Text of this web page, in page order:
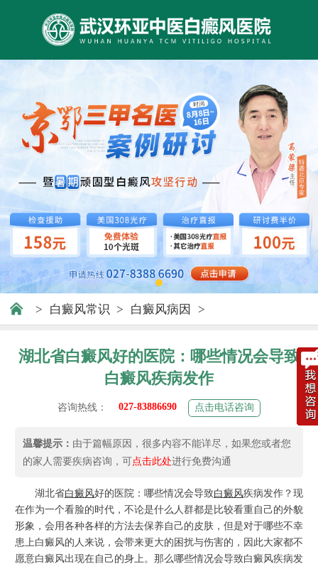
> 白癜风常识 > 白癜风病因 >
湖北省白癜风好的医院：哪些情况会导致
白癜风疾病发作
咨询热线： 027-83886690 点击电话咨询
温馨提示： 由于篇幅原因，很多内容不能详尽，如果您或者您
的家人需要疾病咨询，可点击此处进行免费沟通
湖北省白癜风好的医院：哪些情况会导致白癜风疾病发作？现
在作为一个看脸的时代，不论是什么人群都是比较看重自己的外貌
形象，会用各种各样的方法去保养自己的皮肤，但是对于哪些不幸
患上白癜风的人来说，会带来更大的困扰与伤害的，因此大家都不
愿意白癜风出现在自己的身上。那么哪些情况会导致白癜风疾病发